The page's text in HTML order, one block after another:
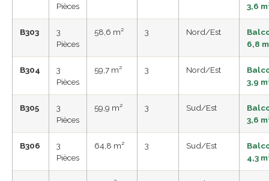
Pièces
3,6
B303
3
Pièces
58,6 m² 3 Nord/Est
6,8
B304
3
Pièces
59,7 m² 3 Nord/Est
3,9
B305
3
Pièces
59,9 m² 3 Sud/Est
3,6
B306
3
Pièces
64,8 m² 3 Sud/Est
4,3